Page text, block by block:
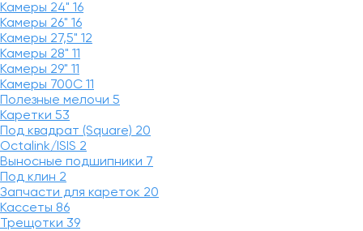
Камеры 24" 16
Камеры 26" 16
Камеры 27,5" 12
Камеры 28" 11
Камеры 29" 11
Камеры 700C 11
Полезные мелочи 5
Каретки 53
Под квадрат (Square) 20
Octalink/ISIS 2
Выносные подшипники 7
Под клин 2
Запчасти для кареток 20
Кассеты 86
Трещотки 39